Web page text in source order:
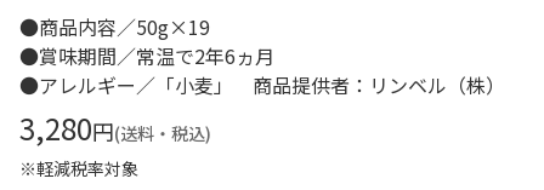
●商品内容／50g×19
●賞味期間／常温で2年6ヵ月
●アレルギー／「小麦」 商品提供者：リンベル（株）
3,280円(送料・税込)
※軽減税率対象